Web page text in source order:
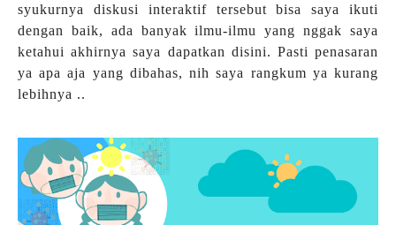
syukurnya diskusi interaktif tersebut bisa saya ikuti
dengan baik, ada banyak ilmu-ilmu yang nggak saya
ketahui akhirnya saya dapatkan disini. Pasti penasaran
ya apa aja yang dibahas, nih saya rangkum ya kurang
lebihnya ..